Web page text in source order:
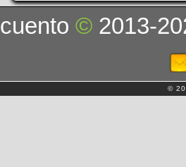
cuento© 2013-
©